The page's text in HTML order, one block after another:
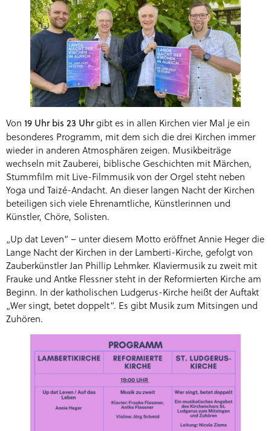
Von 19 Uhr bis 23 Uhrgibt es in allen Kirchen vier Mal je ein
besonderes Programm, mit dem sich die drei Kirchen immer
wieder in anderen Atmosphären zeigen. Musikbeiträge
wechseln mit Zauberei, biblische Geschichten mit Märchen,
Stummfilm mit Live-Filmmusik von der Orgel steht neben
Yoga und Taizé-Andacht. An dieser langen Nacht der Kirchen
beteiligen sich viele Ehrenamtliche, Künstlerinnen und
Künstler, Chöre, Solisten.
„Up dat Leven“ – unter diesem Motto eröffnet Annie Heger die
Lange Nacht der Kirchen in der Lamberti-Kirche, gefolgt von
Zauberkünstler Jan Phillip Lehmker. Klaviermusik zu zweit mit
Frauke und Antke Flessner steht in der Reformierten Kirche am
Beginn. In der katholischen Ludgerus-Kirche heißt der Auftakt
„Wer singt, betet doppelt“. Es gibt Musik zum Mitsingen und
Zuhören.